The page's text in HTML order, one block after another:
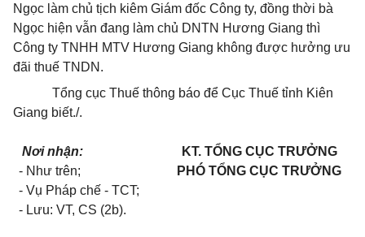
Ngọc làm chủ tịch kiêm Giám đốc Công ty, đồng thời bà
Ngọc hiện vẫn đang làm chủ DNTN Hương Giang thì
Công ty TNHH MTV Hương Giang không được hưởng ưu
đãi thuế TNDN.
Tổng cục Thuế thông báo để Cục Thuế tỉnh Kiên
Giang biết./.
Nơi nhận:
- Như trên;
- Vụ Pháp chế - TCT;
- Lưu: VT, CS (2b).
KT. TỔNG CỤC TRƯỞNG
PHÓ TỔNG CỤC TRƯỞNG